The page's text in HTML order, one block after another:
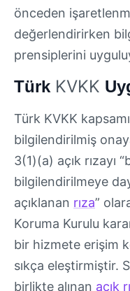
önceden
değerlendirirken
prensiplerini
Türk KVKK
Türk KVKK
bilgilendirilmiş
3(1)(a) açık rızayı
bilgilendirilmeye
açıklanan rıza”
Koruma Kurulu
bir hizmete erişim
sıkça eleştirmiştir.
birlikte alınan açık